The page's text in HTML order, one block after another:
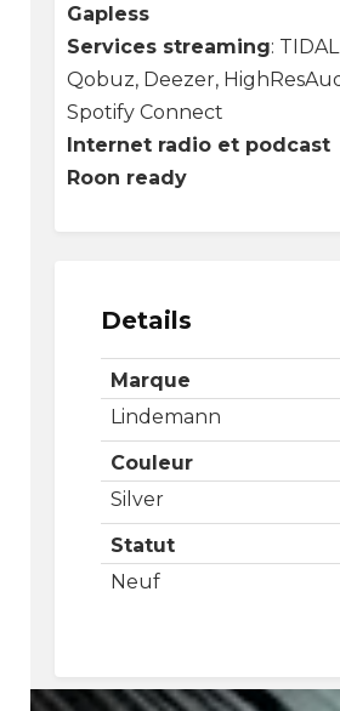
Gapless
Services streaming:
Qobuz, Deezer,
Spotify Connect
Internet radio et podcast
Roon ready
Details
Marque
Lindemann
Couleur
Silver
Statut
Neuf